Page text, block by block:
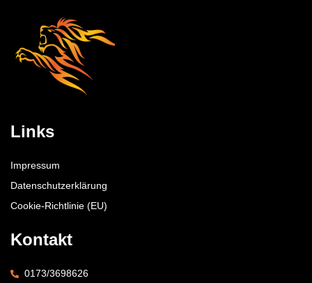
Links
Impressum
Datenschutzerklärung
Cookie-Richtlinie (EU)
Kontakt
0173/3698626